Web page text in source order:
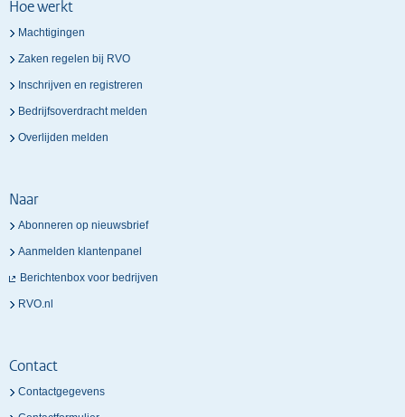
Hoe werkt
Machtigingen
Zaken regelen bij RVO
Inschrijven en registreren
Bedrijfsoverdracht melden
Overlijden melden
Naar
Abonneren op nieuwsbrief
Aanmelden klantenpanel
Berichtenbox voor bedrijven
RVO.nl
Contact
Contactgegevens